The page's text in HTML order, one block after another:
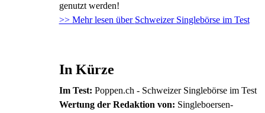
genutzt werden!
>> Mehr lesen über Schweizer Singlebörse im Test
In Kürze
Im Test: Poppen.ch - Schweizer Singlebörse im Test
Wertung der Redaktion von: Singleboersen-